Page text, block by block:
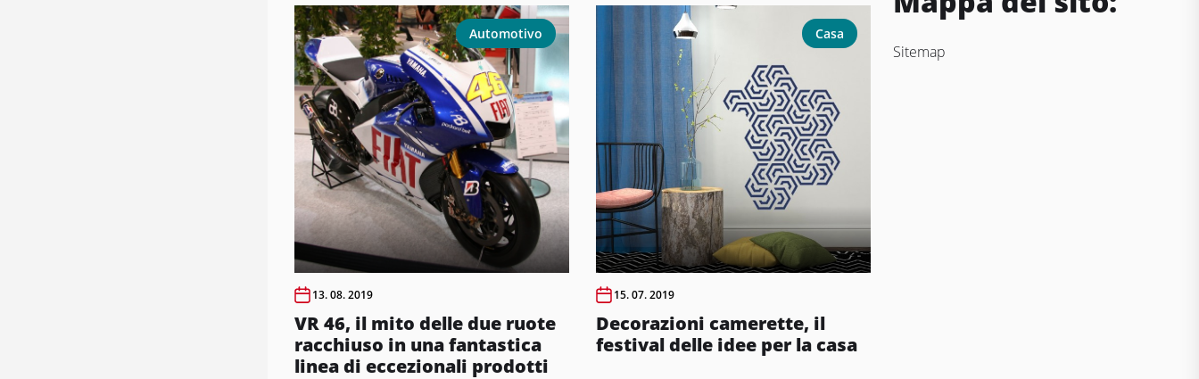
Automotivo
13. 08. 2019
VR 46, il mito delle due ruote
racchiuso in una fantastica
linea di eccezionali prodotti
Casa
15. 07. 2019
Decorazioni camerette, il
festival delle idee per la casa
Sitemap